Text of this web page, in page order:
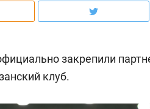
закрепили
клуб.